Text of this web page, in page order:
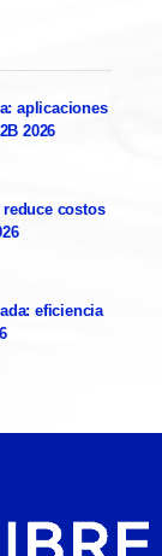
aplicaciones
2026
costos
eficiencia